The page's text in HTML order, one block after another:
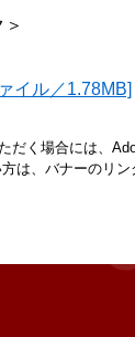
イル／1.78MB]
だく場合には、
は、バナーのリ